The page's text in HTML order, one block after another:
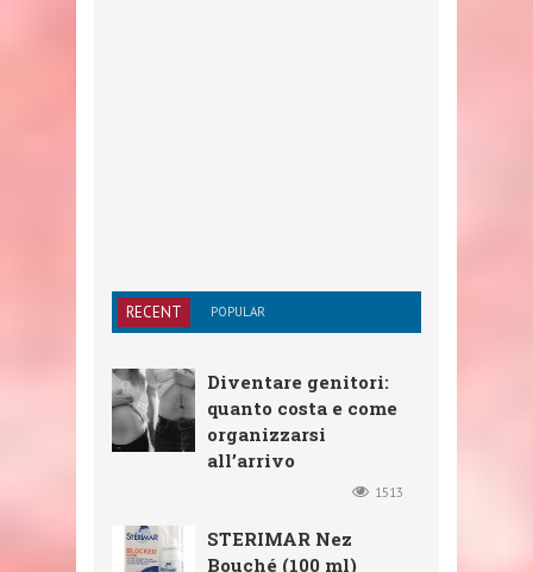
RECENT POPULAR
Diventare genitori:
quanto costa e come
organizzarsi
all’arrivo
1513
STERIMAR Nez
Bouché (100 ml)